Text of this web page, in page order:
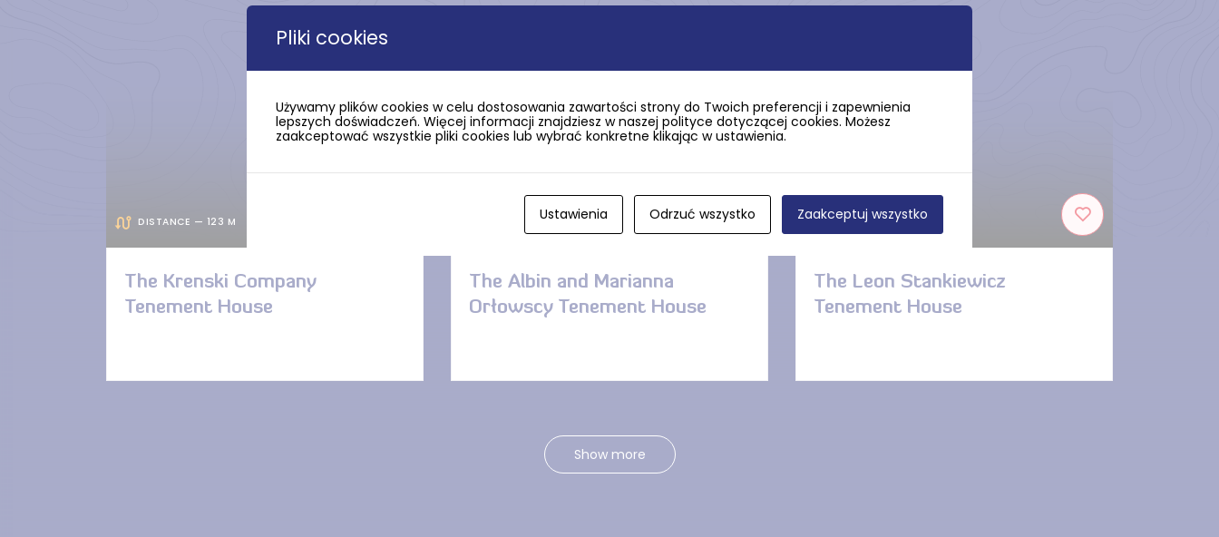
DISTANCE — 123 M
The Krenski Company
Tenement House
DISTANCE — 138 M
The Albin and Marianna
Orłowscy Tenement House
DISTANCE — 147 M
The Leon Stankiewicz
Tenement House
Show more
Pliki cookies
Używamy plików cookies w celu dostosowania zawartości strony do Twoich preferencji i zapewnienia
lepszych doświadczeń. Więcej informacji znajdziesz w naszej polityce dotyczącej cookies. Możesz
zaakceptować wszystkie pliki cookies lub wybrać konkretne klikając w ustawienia.
Ustawienia Odrzuć wszystko Zaakceptuj wszystko